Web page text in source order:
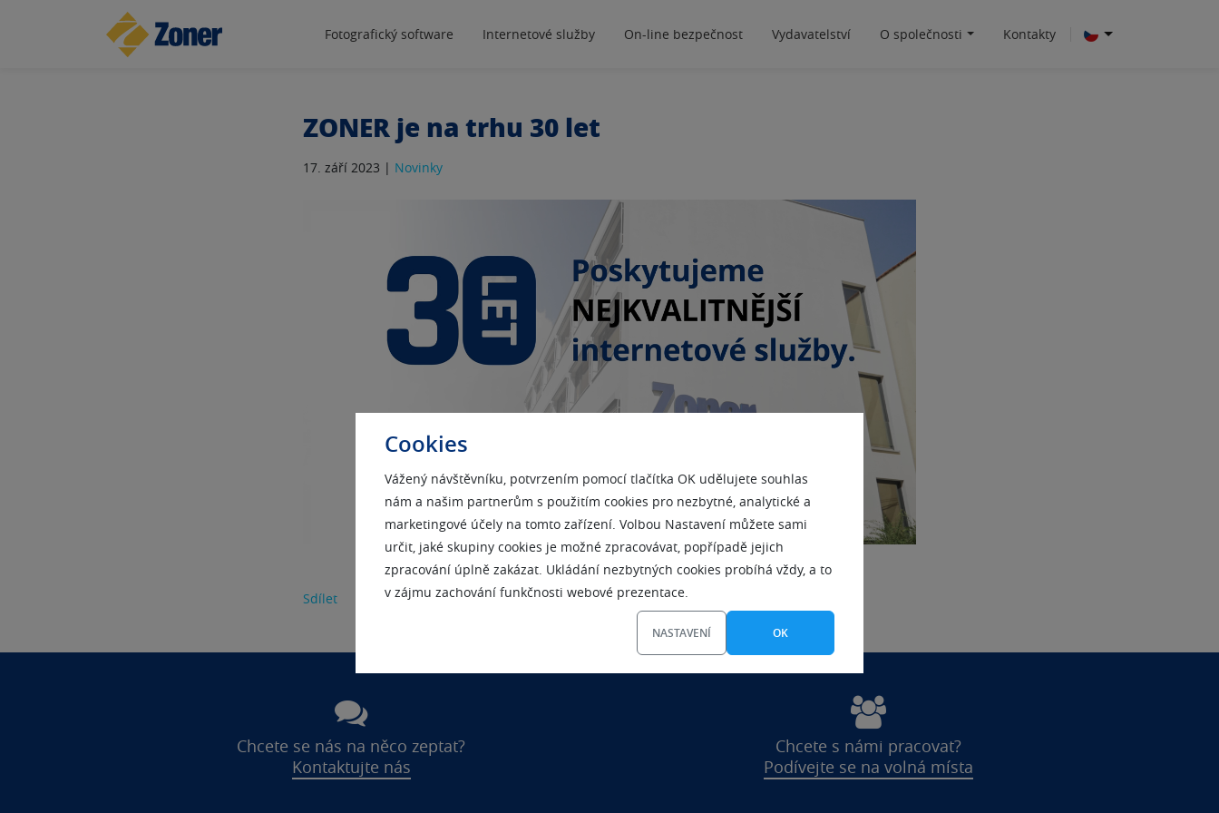
Cookies
Vážený návštěvníku, potvrzením pomocí tlačítka OK udělujete souhlas
nám a našim partnerům s použitím cookies pro nezbytné, analytické a
marketingové účely na tomto zařízení. Volbou Nastavení můžete sami
určit, jaké skupiny cookies je možné zpracovávat, popřípadě jejich
zpracování úplně zakázat. Ukládání nezbytných cookies probíhá vždy, a to
v zájmu zachování funkčnosti webové prezentace.
NASTAVENÍ OK
Fotografický software Internetové služby On-line bezpečnost Vydavatelství O společnosti Kontakty
ZONER je na trhu 30 let
17. září 2023 | Novinky
Sdílet
Chcete se nás na něco zeptat?
Kontaktujte nás
Chcete s námi pracovat?
Podívejte se na volná místa